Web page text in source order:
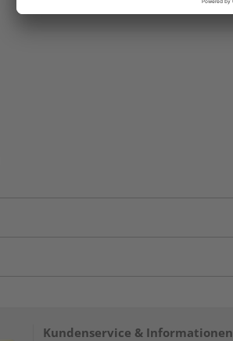
Kundenservice & Informationen